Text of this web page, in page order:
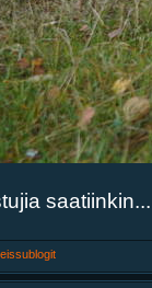
saatiinkin...